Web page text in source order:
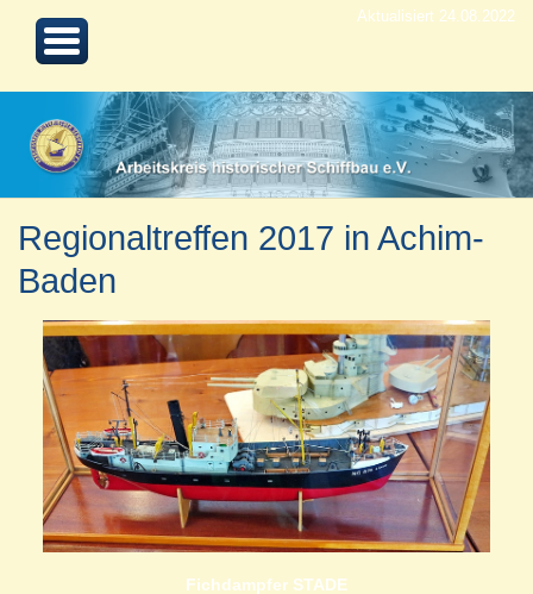
Aktualisiert 24.08.2022
Regionaltreffen 2017 in Achim-
Baden
Fichdampfer STADE